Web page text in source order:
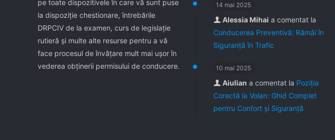
pe toate dispozitivele în care vă sunt puse
la dispoziţie chestionare, întrebările
DRPCIV de la examen, curs de legislaţie
rutieră şi multe alte resurse pentru a vă
face procesul de învăţare mult mai uşor în
vederea obţinerii permisului de conducere.
14 mai 2025
Alessia Mihai a comentat la
Conducerea Preventivă: Rămâi în
Siguranță în Trafic
10 mai 2025
Aiulian a comentat la Poziția
Corectă la Volan: Ghid Complet
pentru Confort și Siguranță